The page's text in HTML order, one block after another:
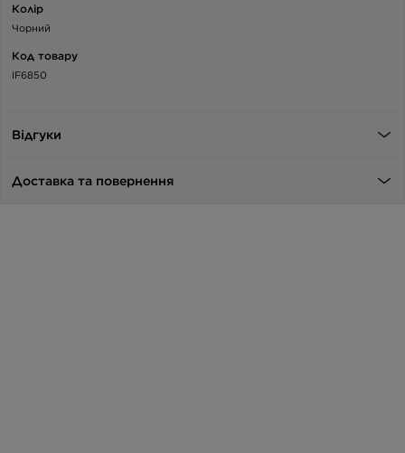
Колір
Чорний
Код товару
IF6850
Відгуки
Доставка та повернення